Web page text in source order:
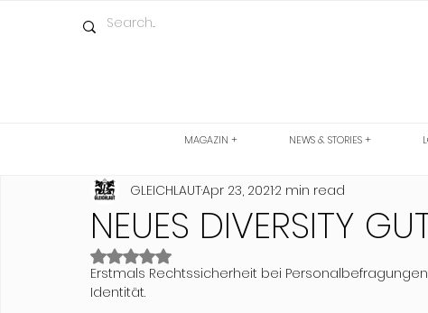
MAGAZIN + NEWS & STORIES +
NEUES DIVERSITY
GLEICHLAUTApr 23, 20212 min read
Rated NaN out of 5 stars.
Erstmals Rechtssicherheit bei
Identität.